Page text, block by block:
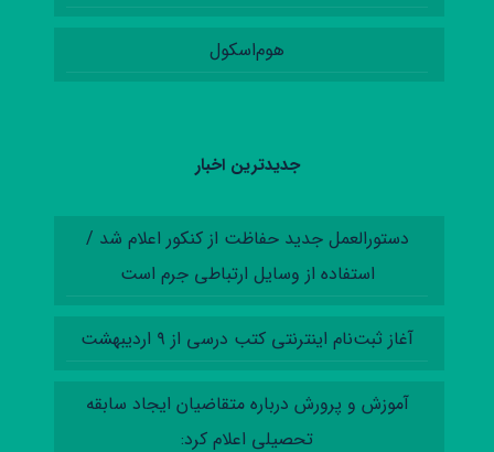
هوم‌اسکول
جدیدترین اخبار
دستورالعمل‌ جدید حفاظت از کنکور اعلام شد /
استفاده از وسایل ارتباطی جرم است
آغاز ثبت‌نام اینترنتی کتب درسی از ۹ اردیبهشت
آموزش‌ و پرورش درباره متقاضیان ایجاد سابقه
تحصیلی اعلام کرد: